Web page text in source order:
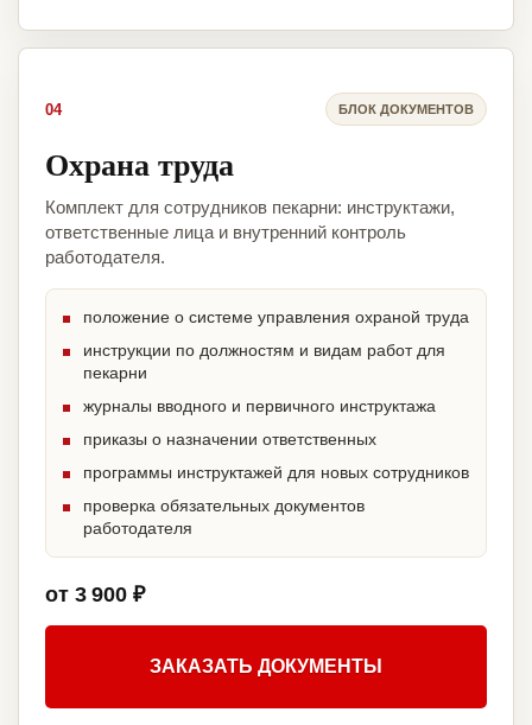
04 БЛОК ДОКУМЕНТОВ
Охрана труда
Комплект для сотрудников пекарни: инструктажи,
ответственные лица и внутренний контроль
работодателя.
положение о системе управления охраной труда
инструкции по должностям и видам работ для
пекарни
журналы вводного и первичного инструктажа
приказы о назначении ответственных
программы инструктажей для новых сотрудников
проверка обязательных документов
работодателя
от 3 900 ₽
ЗАКАЗАТЬ ДОКУМЕНТЫ